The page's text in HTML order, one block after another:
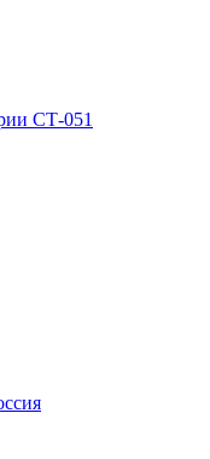
СТ-051